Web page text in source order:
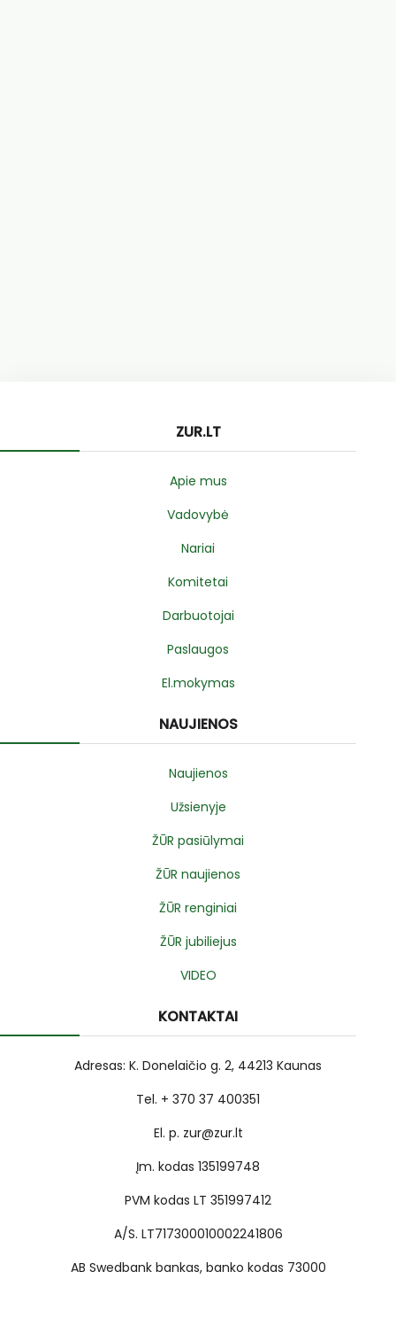
ZUR.LT
Apie mus
Vadovybė
Nariai
Komitetai
Darbuotojai
Paslaugos
El.mokymas
NAUJIENOS
Naujienos
Užsienyje
ŽŪR pasiūlymai
ŽŪR naujienos
ŽŪR renginiai
ŽŪR jubiliejus
VIDEO
KONTAKTAI
Adresas: K. Donelaičio g. 2, 44213 Kaunas
Tel. + 370 37 400351
El. p. zur@zur.lt
Įm. kodas 135199748
PVM kodas LT 351997412
A/S. LT717300010002241806
AB Swedbank bankas, banko kodas 73000